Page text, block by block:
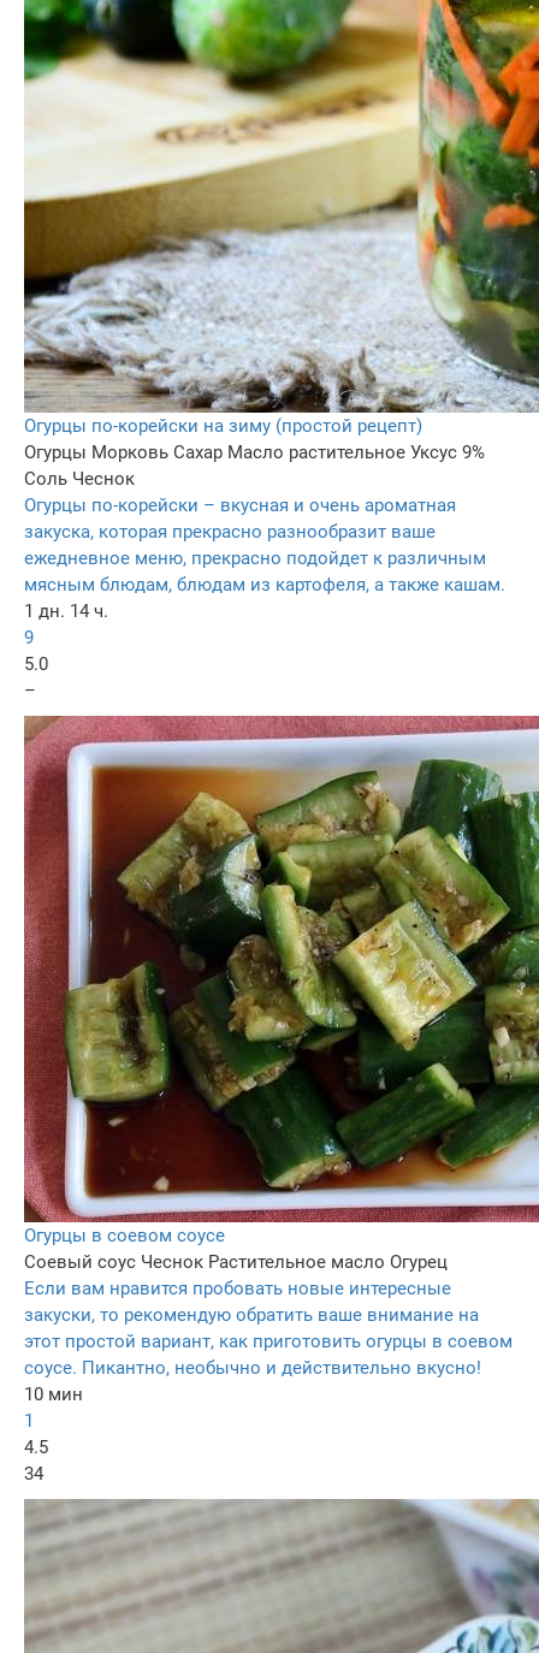
Огурцы по-корейски на зиму (простой рецепт)
Огурцы Морковь Сахар Масло растительное Уксус 9%
Соль Чеснок
Огурцы по-корейски – вкусная и очень ароматная
закуска, которая прекрасно разнообразит ваше
ежедневное меню, прекрасно подойдет к различным
мясным блюдам, блюдам из картофеля, а также кашам.
1 дн. 14 ч.
9
5.0
–
Огурцы в соевом соусе
Соевый соус Чеснок Растительное масло Огурец
Если вам нравится пробовать новые интересные
закуски, то рекомендую обратить ваше внимание на
этот простой вариант, как приготовить огурцы в соевом
соусе. Пикантно, необычно и действительно вкусно!
10 мин
1
4.5
34